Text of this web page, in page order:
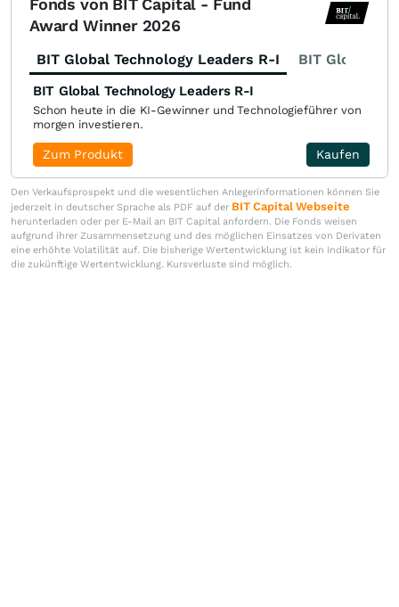
Fonds von BIT Capital - Fund
Award Winner 2026
BIT Global Technology Leaders R-I BIT Global
BIT Global Technology Leaders R-I
Schon heute in die KI-Gewinner und Technologieführer von
morgen investieren.
Kaufen
Zum Produkt
Den Verkaufsprospekt und die wesentlichen Anlegerinformationen können Sie
jederzeit in deutscher Sprache als PDF auf der BIT Capital Webseite
herunterladen oder per E-Mail an BIT Capital anfordern. Die Fonds weisen
aufgrund ihrer Zusammensetzung und des möglichen Einsatzes von Derivaten
eine erhöhte Volatilität auf. Die bisherige Wertentwicklung ist kein Indikator für
die zukünftige Wertentwicklung. Kursverluste sind möglich.